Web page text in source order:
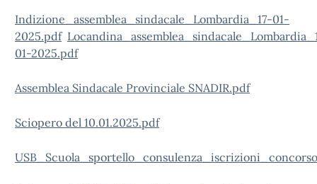
Indizione_assemblea_sindacale_Lombardia_17-01-
2025.pdf
01-2025.pdf
Assemblea Sindacale Provinciale SNADIR.pdf
Sciopero del 10.01.2025.pdf